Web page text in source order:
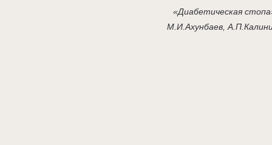
«Диабетическая
М.И.Ахунбаев,